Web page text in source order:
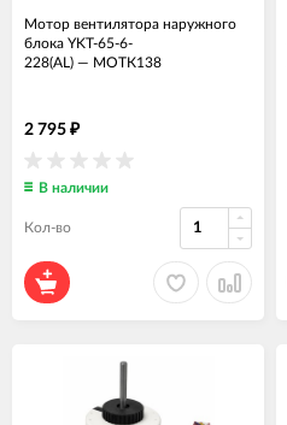
Мотор вентилятора наружного
блока YKT-65-6-
228(AL) — МОТК138
2 795 ₽
В наличии
Кол-во